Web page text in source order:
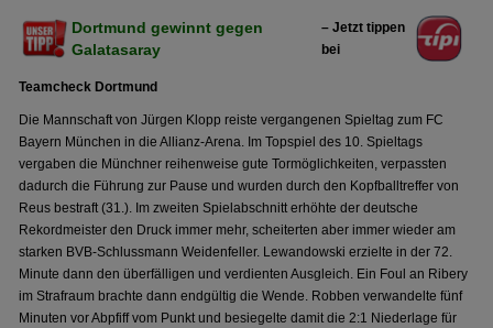
Dortmund gewinnt gegen
Galatasaray
– Jetzt tippen
bei
Teamcheck Dortmund
Die Mannschaft von Jürgen Klopp reiste vergangenen Spieltag zum FC
Bayern München in die Allianz-Arena. Im Topspiel des 10. Spieltags
vergaben die Münchner reihenweise gute Tormöglichkeiten, verpassten
dadurch die Führung zur Pause und wurden durch den Kopfballtreffer von
Reus bestraft (31.). Im zweiten Spielabschnitt erhöhte der deutsche
Rekordmeister den Druck immer mehr, scheiterten aber immer wieder am
starken BVB-Schlussmann Weidenfeller. Lewandowski erzielte in der 72.
Minute dann den überfälligen und verdienten Ausgleich. Ein Foul an Ribery
im Strafraum brachte dann endgültig die Wende. Robben verwandelte fünf
Minuten vor Abpfiff vom Punkt und besiegelte damit die 2:1 Niederlage für